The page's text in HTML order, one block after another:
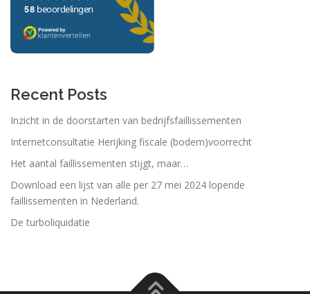
Recent Posts
Inzicht in de doorstarten van bedrijfsfaillissementen
Internetconsultatie Herijking fiscale (bodem)voorrecht
Het aantal faillissementen stijgt, maar…
Download een lijst van alle per 27 mei 2024 lopende
faillissementen in Nederland.
De turboliquidatie